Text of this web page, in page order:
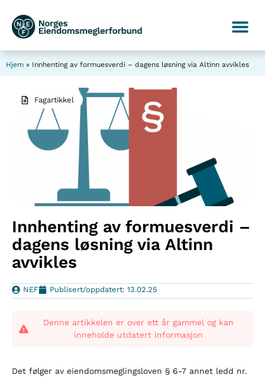
Hjem » Innhenting av formuesverdi – dagens løsning via Altinn avvikles
Fagartikkel
Innhenting av formuesverdi –
dagens løsning via Altinn
avvikles
NEF Publisert/oppdatert: 13.02.25
Denne artikkelen er over ett år gammel og kan
inneholde utdatert informasjon
Det følger av eiendomsmeglingsloven § 6-7 annet ledd nr.